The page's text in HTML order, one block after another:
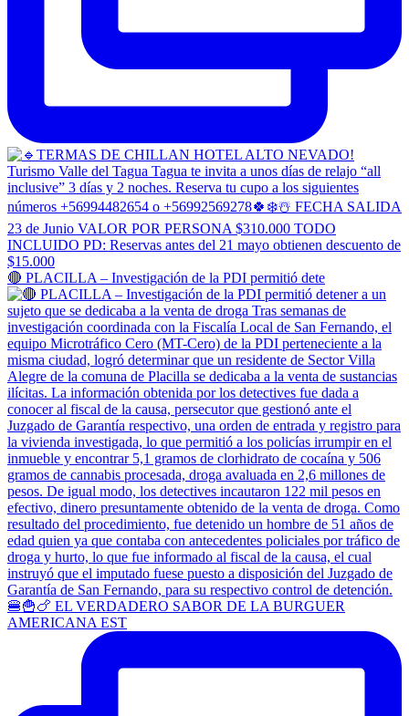
🔴 PLACILLA – Investigación de la PDI permitió dete
🍔🍟🍗 EL VERDADERO SABOR DE LA BURGUER
AMERICANA EST